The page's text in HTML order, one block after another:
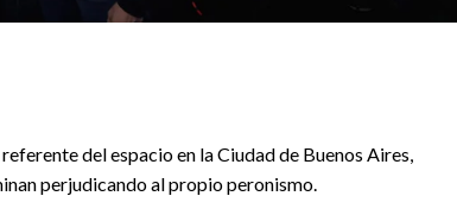
referente del espacio en la Ciudad de Buenos Aires,
perjudicando al propio peronismo.